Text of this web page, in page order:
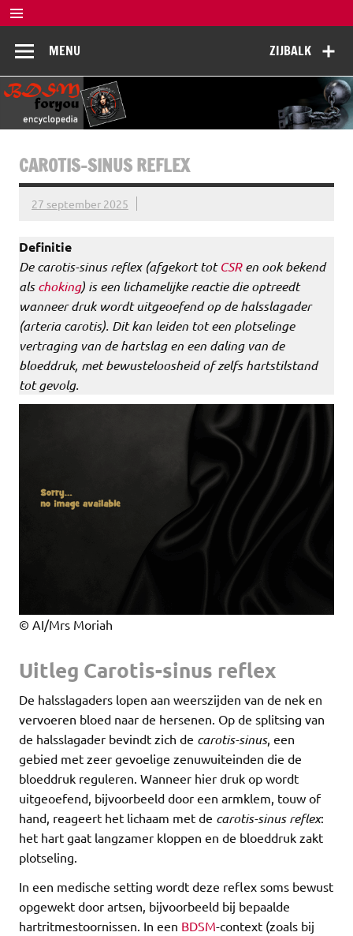
Doorgaan
naar
inhoud
BDSM
Encyclopedia
ZIJBALK
MENU
CAROTIS-SINUS REFLEX
27 september 2025
Definitie
De carotis-sinus reflex (afgekort totCSRen ook bekend
alschoking) is een lichamelijke reactie die optreedt
wanneer druk wordt uitgeoefend op de halsslagader
(arteria carotis). Dit kan leiden tot een plotselinge
vertraging van de hartslag en een daling van de
bloeddruk, met bewusteloosheid of zelfs hartstilstand
tot gevolg.
© AI/Mrs Moriah
Uitleg Carotis-sinus reflex
De halsslagaders lopen aan weerszijden van de nek en
vervoeren bloed naar de hersenen. Op de splitsing van
de halsslagader bevindt zich de carotis-sinus, een
gebied met zeer gevoelige zenuwuiteinden die de
bloeddruk reguleren. Wanneer hier druk op wordt
uitgeoefend, bijvoorbeeld door een armklem, touw of
hand, reageert het lichaam met de carotis-sinus reflex:
het hart gaat langzamer kloppen en de bloeddruk zakt
plotseling.
In een medische setting wordt deze reflex soms bewust
opgewekt door artsen, bijvoorbeeld bij bepaalde
hartritmestoornissen. In een BDSM-context (zoals bij